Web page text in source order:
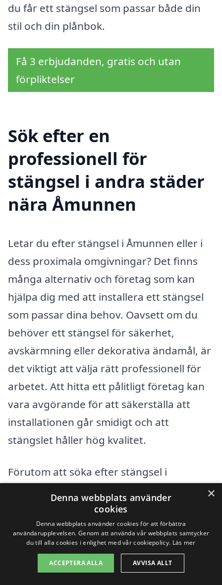
du får ett stängsel som passar både din
stil och din plånbok.
Få 3 erbjudanden, gratis och utan
förpliktelser
Sök efter en
professionell för
stängsel i andra städer
nära Åmunnen
Letar du efter stängsel i Åmunnen eller i
dess proximala omgivningar? Det finns
många alternativ och företag som kan
hjälpa dig med att installera ett stängsel
som passar dina behov. Oavsett om du
behöver ett stängsel för säkerhet,
avskärmning eller dekorativa ändamål, är
det viktigt att välja rätt professionell för
arbetet. Att hitta ett pålitligt företag kan
vara avgörande för att säkerställa att
installationen går smidigt och att
stängslet håller hög kvalitet.
Förutom att söka efter stängsel i
Åmunnen kan du även överväga företag i
närliggande städer. Här är några exempel
på städer i området där du kan hitta
professionella som arbetar med stängsel:
Kalmar
×
Denna webbplats använder
cookies
Denna webbplats använder cookies för att förbättra
användarupplevelsen. Genom att använda vår webbplats samtycker
du till alla cookies i enlighet med vår cookiepolicy. Läs mer
ACCEPTERA ALLA AVVISA ALLT